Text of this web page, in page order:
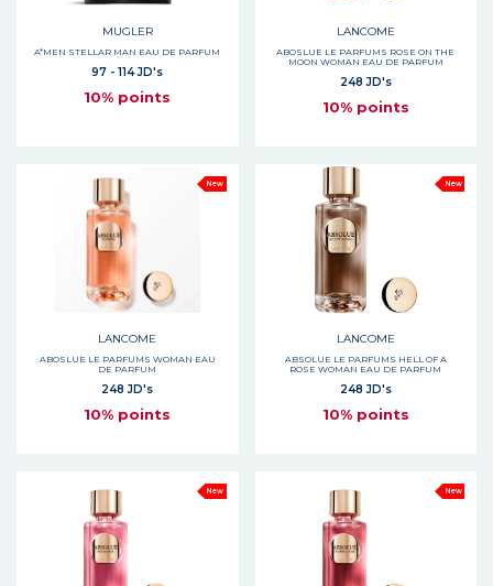
MUGLER
A*MEN STELLAR MAN EAU DE PARFUM
97 - 114 JD's
10% points
LANCOME
ABOSLUE LE PARFUMS ROSE ON THE
MOON WOMAN EAU DE PARFUM
248 JD's
10% points
New
LANCOME
ABOSLUE LE PARFUMS WOMAN EAU
DE PARFUM
248 JD's
10% points
New
LANCOME
ABSOLUE LE PARFUMS HELL OF A
ROSE WOMAN EAU DE PARFUM
248 JD's
10% points
New New